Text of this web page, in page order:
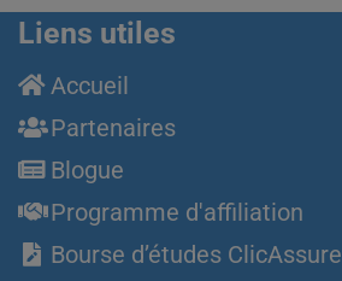
Liens utiles
Accueil
Partenaires
Blogue
Programme d'affiliation
Bourse d’études ClicAssure